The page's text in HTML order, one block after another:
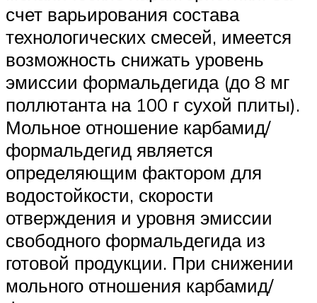
счет варьирования состава
технологических смесей, имеется
возможность снижать уровень
эмиссии формальдегида (до 8 мг
поллютанта на 100 г сухой плиты).
Мольное отношение карбамид/
формальдегид является
определяющим фактором для
водостойкости, скорости
отверждения и уровня эмиссии
свободного формальдегида из
готовой продукции. При снижении
мольного отношения карбамид/